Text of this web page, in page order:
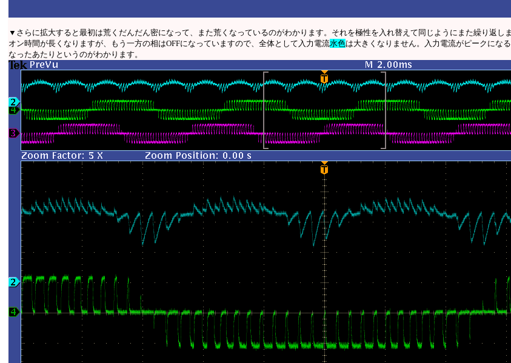
▼さらに拡大すると最初は荒くだんだん密になって、また荒くなっているのがわかります。それを極性を入れ替えて同じようにまた繰り返し
オン時間が長くなりますが、もう一方の相はOFFになっていますので、全体として入力電流水色は大きくなりません。入力電流がピークにな
なったあたりというのがわかります。